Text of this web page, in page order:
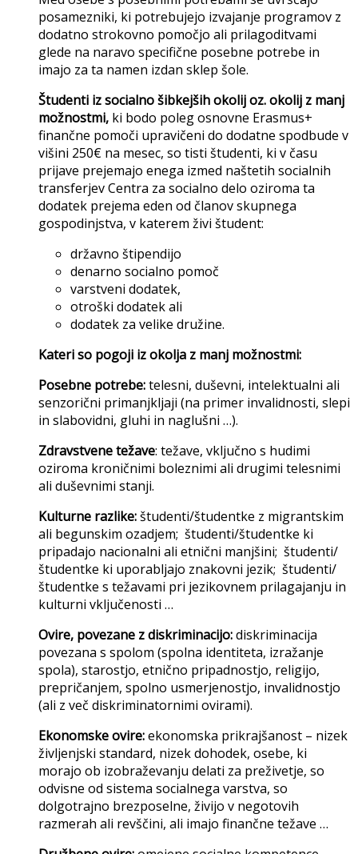
posamezniki, ki potrebujejo izvajanje programov z
dodatno strokovno pomočjo ali prilagoditvami
glede na naravo specifične posebne potrebe in
imajo za ta namen izdan sklep šole.
Študenti iz socialno šibkejših okolij oz. okolij z manj
možnostmi, ki bodo poleg osnovne Erasmus+
finančne pomoči upravičeni do dodatne spodbude v
višini 250€ na mesec, so tisti študenti, ki v času
prijave prejemajo enega izmed naštetih socialnih
transferjev Centra za socialno delo oziroma ta
dodatek prejema eden od članov skupnega
gospodinjstva, v katerem živi študent:
državno štipendijo
denarno socialno pomoč
varstveni dodatek,
otroški dodatek ali
dodatek za velike družine.
Kateri so pogoji iz okolja z manj možnostmi:
Posebne potrebe:telesni, duševni, intelektualni ali
senzorični primanjkljaji (na primer invalidnosti, slepi
in slabovidni, gluhi in naglušni …).
Zdravstvene težave: težave, vključno s hudimi
oziroma kroničnimi boleznimi ali drugimi telesnimi
ali duševnimi stanji.
Kulturne razlike:študenti/študentke z migrantskim
ali begunskim ozadjem; študenti/študentke ki
pripadajo nacionalni ali etnični manjšini; študenti/
študentke ki uporabljajo znakovni jezik; študenti/
študentke s težavami pri jezikovnem prilagajanju in
kulturni vključenosti …
Ovire, povezane z diskriminacijo:diskriminacija
povezana s spolom (spolna identiteta, izražanje
spola), starostjo, etnično pripadnostjo, religijo,
prepričanjem, spolno usmerjenostjo, invalidnostjo
(ali z več diskriminatornimi ovirami).
Ekonomske ovire:ekonomska prikrajšanost – nizek
življenjski standard, nizek dohodek, osebe, ki
morajo ob izobraževanju delati za preživetje, so
odvisne od sistema socialnega varstva, so
dolgotrajno brezposelne, živijo v negotovih
razmerah ali revščini, ali imajo finančne težave …